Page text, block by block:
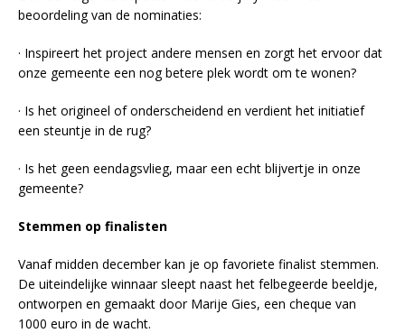
beoordeling van de nominaties:
· Inspireert het project andere mensen en zorgt het ervoor dat
onze gemeente een nog betere plek wordt om te wonen?
· Is het origineel of onderscheidend en verdient het initiatief
een steuntje in de rug?
· Is het geen eendagsvlieg, maar een echt blijvertje in onze
gemeente?
Stemmen op finalisten
Vanaf midden december kan je op favoriete finalist stemmen.
De uiteindelijke winnaar sleept naast het felbegeerde beeldje,
ontworpen en gemaakt door Marije Gies, een cheque van
1000 euro in de wacht.